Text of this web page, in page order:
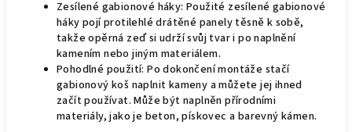
Zesílené gabionové háky: Použité zesílené gabionové
háky pojí protilehlé drátěné panely těsně k sobě,
takže opěrná zeď si udrží svůj tvar i po naplnění
kamením nebo jiným materiálem.
Pohodlné použití: Po dokončení montáže stačí
gabionový koš naplnit kameny a můžete jej ihned
začít používat. Může být naplněn přírodními
materiály, jako je beton, pískovec a barevný kámen.